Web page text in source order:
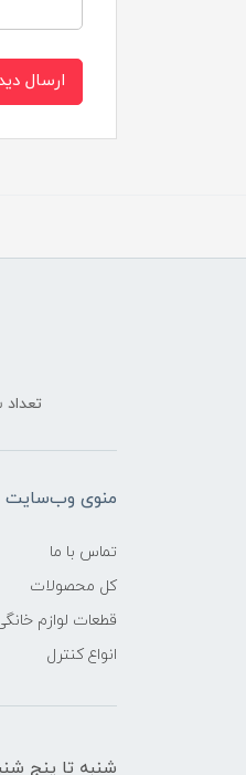
ارسال
تعداد
منوی وب‌سایت
تماس با ما
کل محصولات
قطعات لوازم
انواع کنترل